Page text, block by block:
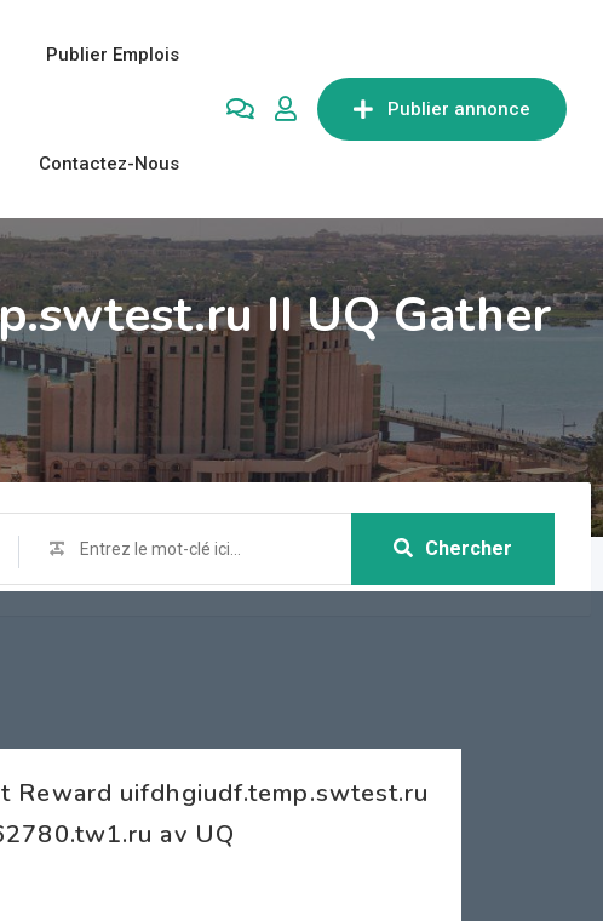
Publier annonce
Publier Emplois
Contactez-Nous
II UQ Gather
Chercher
Reward uifdhgiudf.temp.swtest.ru
av UQ